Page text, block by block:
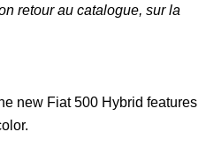
retour au catalogue, sur la
new Fiat 500 Hybrid features